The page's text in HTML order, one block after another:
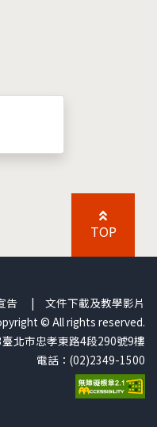
TOP
告 | 文件下載及教學影片
© All rights reserved.
北市忠孝東路4段290號9樓
電話：(02)2349-1500